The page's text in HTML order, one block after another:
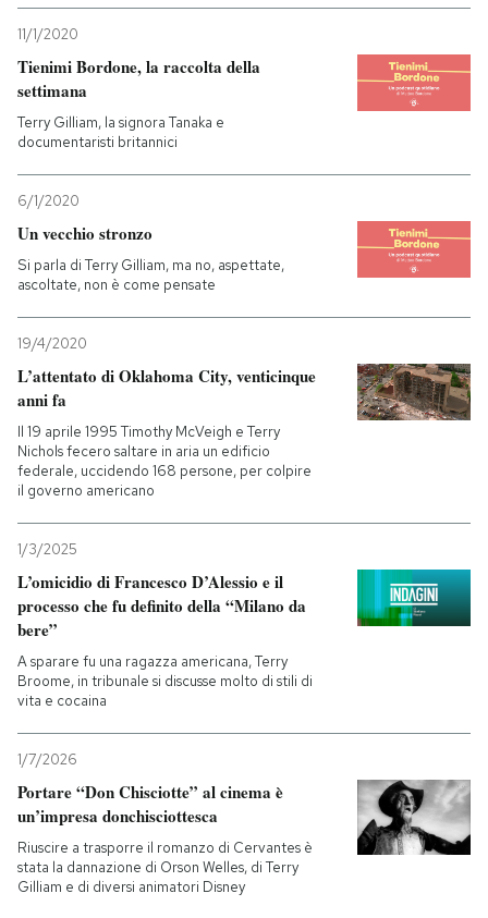
11/1/2020
Tienimi Bordone, la raccolta della
settimana
Terry Gilliam, la signora Tanaka e
documentaristi britannici
6/1/2020
Un vecchio stronzo
Si parla di Terry Gilliam, ma no, aspettate,
ascoltate, non è come pensate
19/4/2020
L’attentato di Oklahoma City, venticinque
anni fa
Il 19 aprile 1995 Timothy McVeigh e Terry
Nichols fecero saltare in aria un edificio
federale, uccidendo 168 persone, per colpire
il governo americano
1/3/2025
L’omicidio di Francesco D’Alessio e il
processo che fu definito della “Milano da
bere”
A sparare fu una ragazza americana, Terry
Broome, in tribunale si discusse molto di stili di
vita e cocaina
1/7/2026
Portare “Don Chisciotte” al cinema è
un’impresa donchisciottesca
Riuscire a trasporre il romanzo di Cervantes è
stata la dannazione di Orson Welles, di Terry
Gilliam e di diversi animatori Disney